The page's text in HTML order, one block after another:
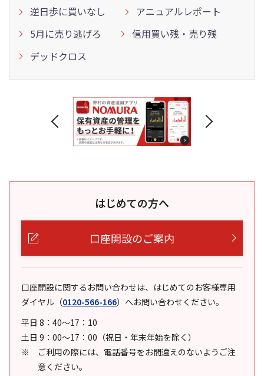
逆日歩に買いなし
アニュアルレポート
5月に売り逃げろ
信用買い残・売り残
デッドクロス
はじめての方へ
口座開設のご案内
口座開設に関するお問い合わせは、はじめてのお客様専用
ダイヤル （0120-566-166） へお問い合わせください。
平日 8：40～17：10
土日 9：00～17：00（祝日・年末年始を除く）
ご利用の際には、電話番号をお間違えのないようご注
意ください。